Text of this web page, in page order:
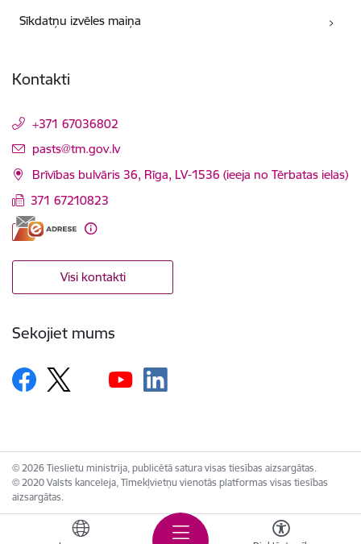
Sīkdatņu izvēles maiņa
Kontakti
+371 67036802
E-pasts:
pasts@tm.gov.lv
Brīvības bulvāris 36, Rīga, LV-1536 (ieeja no Tērbatas ielas)
371 67210823
Visi kontakti
Sekojiet mums
© 2026 Tieslietu ministrija, publicētā satura visas tiesības aizsargātas.
© 2020 Valsts kanceleja, Tīmekļvietņu vienotās platformas visas tiesības
aizsargātas.